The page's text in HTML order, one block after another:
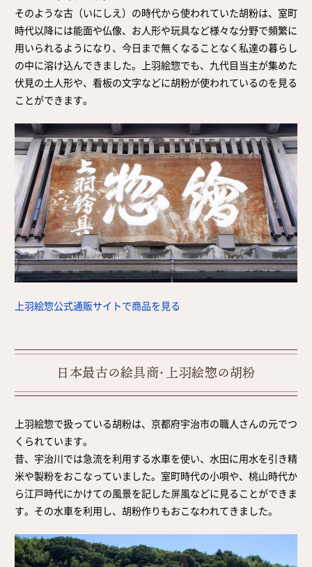
そのような古（いにしえ）の時代から使われていた胡粉は、室町
時代以降には能面や仏像、お人形や玩具など様々な分野で頻繁に
用いられるようになり、今日まで無くなることなく私達の暮らし
の中に溶け込んできました。上羽絵惣でも、九代目当主が集めた
伏見の土人形や、看板の文字などに胡粉が使われているのを見る
ことができます。
上羽絵惣公式通販サイトで商品を見る
日本最古の絵具商・上羽絵惣の胡粉
上羽絵惣で扱っている胡粉は、京都府宇治市の職人さんの元でつ
くられています。
昔、宇治川では急流を利用する水車を使い、水田に用水を引き精
米や製粉をおこなっていました。室町時代の小唄や、桃山時代か
ら江戸時代にかけての風景を記した屏風などに見ることができま
す。その水車を利用し、胡粉作りもおこなわれてきました。